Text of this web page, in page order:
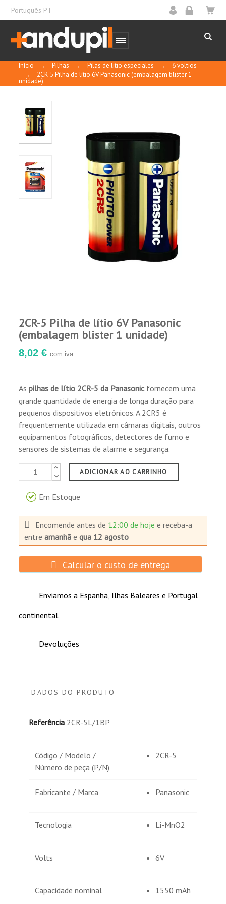
Português PT
Início → Pilhas → Pilas de litio especiales →
6 voltios
→
2CR-5 Pilha de lítio 6V Panasonic (embalagem blister 1
unidade)
2CR-5 Pilha de lítio 6V Panasonic
(embalagem blister 1 unidade)
8,02 € com iva
Aspilhas de lítio 2CR-5 da Panasonic fornecem uma
grande quantidade de energia de longa duração para
pequenos dispositivos eletrônicos. A 2CR5 é
frequentemente utilizada em câmaras digitais, outros
equipamentos fotográficos, detectores de fumo e
sensores de sistemas de alarme e segurança.
ADICIONAR AO CARRINHO
Em Estoque
Encomende antes de 12:00 de hojee receba-a
entreamanhã equa 12 agosto
Calcular o custo de entrega
Enviamos a Espanha, Ilhas Baleares e Portugal
continental.
Devoluções
DADOS DO PRODUTO
Referência 2CR-5L/1BP
Código / Modelo /
Número de peça (P/N)
2CR-5
Fabricante / Marca Panasonic
Tecnologia Li-MnO2
Volts 6V
Capacidade nominal 1550 mAh